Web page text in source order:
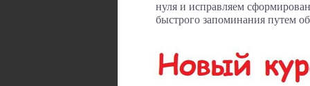
нуля и исправляем
быстрого запоминания путем